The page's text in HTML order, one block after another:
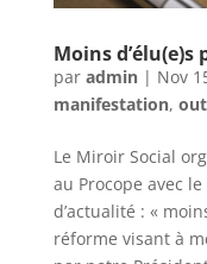
Moins
par admin| Nov
manifestation,
Le Miroir Social
au Procope avec
d’actualité : «
réforme visant à